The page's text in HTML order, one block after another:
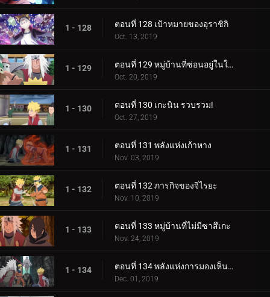
1 - 128 ตอนที่ 128 เป้าหมายของอุราชิกิ
Oct. 13, 2019
1 - 129 ตอนที่ 129 หมู่บ้านที่ซ่อนอยู่ในใบไม้
Oct. 20, 2019
1 - 130 ตอนที่ 130 เกะนิน รวบรวม!
Oct. 27, 2019
1 - 131 ตอนที่ 131 พลังแห่งเก้าหาง
Nov. 03, 2019
1 - 132 ตอนที่ 132 ภารกิจของจิไรยะ
Nov. 10, 2019
1 - 133 ตอนที่ 133 หมู่บ้านที่ไม่มีซาสึเกะ
Nov. 24, 2019
1 - 134 ตอนที่ 134 พลังแห่งการมองเห็นอนาคต
Dec. 01, 2019